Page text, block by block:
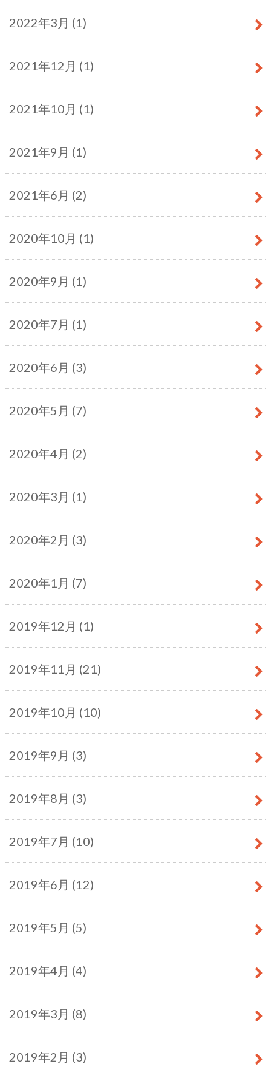
2022年3月 (1)
2021年12月 (1)
2021年10月 (1)
2021年9月 (1)
2021年6月 (2)
2020年10月 (1)
2020年9月 (1)
2020年7月 (1)
2020年6月 (3)
2020年5月 (7)
2020年4月 (2)
2020年3月 (1)
2020年2月 (3)
2020年1月 (7)
2019年12月 (1)
2019年11月 (21)
2019年10月 (10)
2019年9月 (3)
2019年8月 (3)
2019年7月 (10)
2019年6月 (12)
2019年5月 (5)
2019年4月 (4)
2019年3月 (8)
2019年2月 (3)